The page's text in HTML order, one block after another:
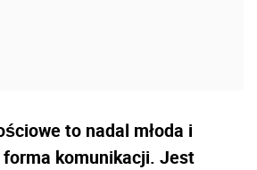
to nadal młoda i
komunikacji. Jest